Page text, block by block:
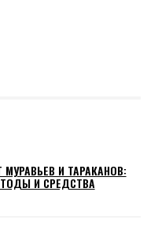
И ТАРАКАНОВ:
И СРЕДСТВА